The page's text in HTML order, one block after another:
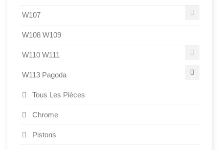
W107
W108 W109
W110 W111
W113 Pagoda
Tous Les Pièces
Chrome
Pistons